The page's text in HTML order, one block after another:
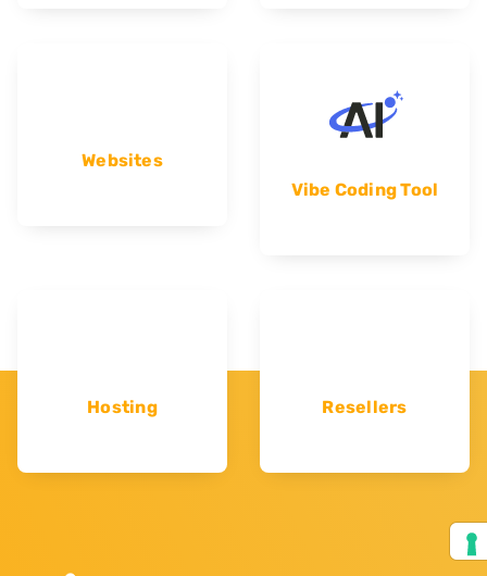
Websites
Vibe Coding Tool
Hosting Resellers